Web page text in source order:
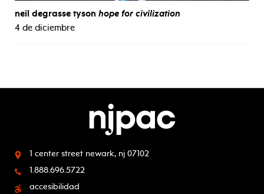
neil degrasse tyson hope for civilization
4 de diciembre
1 center street newark, nj 07102
1.888.696.5722
accesibilidad